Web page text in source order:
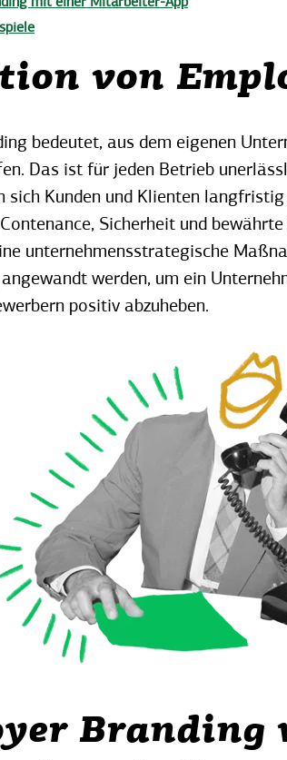
von
bedeutet, aus dem eigenen
Das ist für jeden Betrieb
sich Kunden und Klienten
Sicherheit und
unternehmensstrategische
werden, um ein
positiv abzuheben.
Branding